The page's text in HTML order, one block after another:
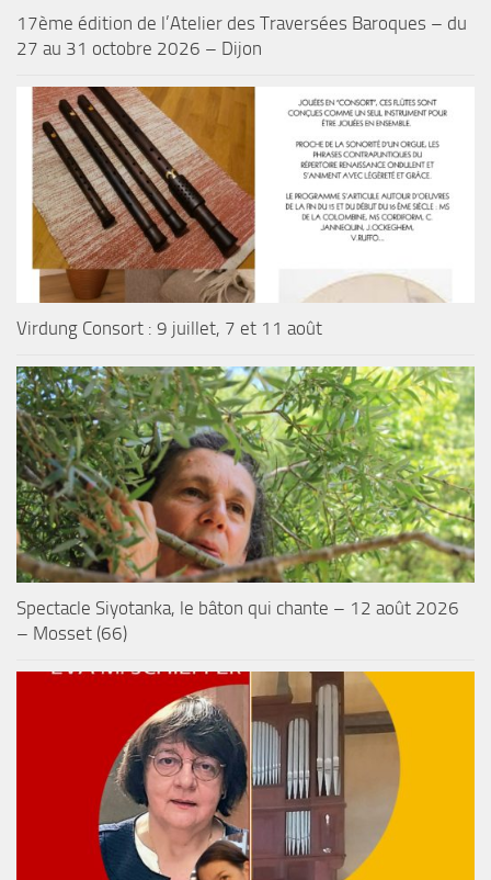
17ème édition de l’Atelier des Traversées Baroques – du
27 au 31 octobre 2026 – Dijon
Virdung Consort : 9 juillet, 7 et 11 août
Spectacle Siyotanka, le bâton qui chante – 12 août 2026
– Mosset (66)